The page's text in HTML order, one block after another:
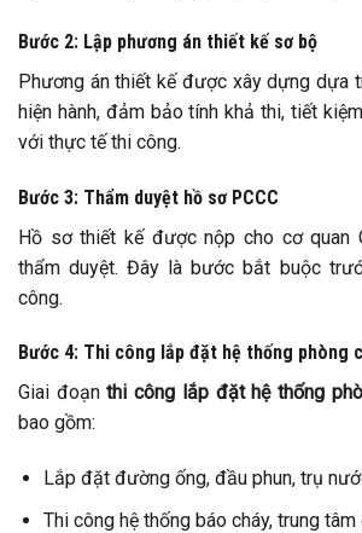
Bước 2: Lập phương án thiết kế sơ bộ
Phương án thiết kế được xây dựng dựa
hiện hành, đảm bảo tính khả thi, tiết
với thực tế thi công.
Bước 3: Thẩm duyệt hồ sơ PCCC
Hồ sơ thiết kế được nộp cho cơ quan
thẩm duyệt. Đây là bước bắt buộc
công.
Bước 4: Thi công lắp đặt hệ thống phòng
Giai đoạnthi công lắp đặt hệ thống
bao gồm:
Lắp đặt đường ống, đầu phun, trụ
Thi công hệ thống báo cháy, trung